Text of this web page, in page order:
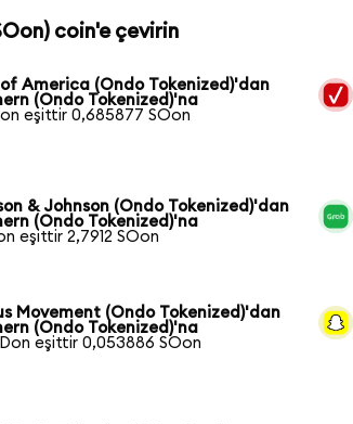
coin'e çevirin
of America (Ondo Tokenized)'dan
(Ondo Tokenized)'na
eşittir 0,685877 SOon
& Johnson (Ondo Tokenized)'dan
(Ondo Tokenized)'na
eşittir 2,7912 SOon
Movement (Ondo Tokenized)'dan
(Ondo Tokenized)'na
eşittir 0,053886 SOon